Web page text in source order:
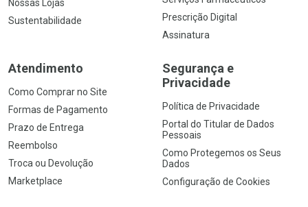
Nossas Lojas
Sustentabilidade
Prescrição Digital
Assinatura
Atendimento
Como Comprar no Site
Formas de Pagamento
Prazo de Entrega
Reembolso
Troca ou Devolução
Marketplace
Segurança e
Privacidade
Política de Privacidade
Portal do Titular de Dados
Pessoais
Como Protegemos os Seus
Dados
Configuração de Cookies